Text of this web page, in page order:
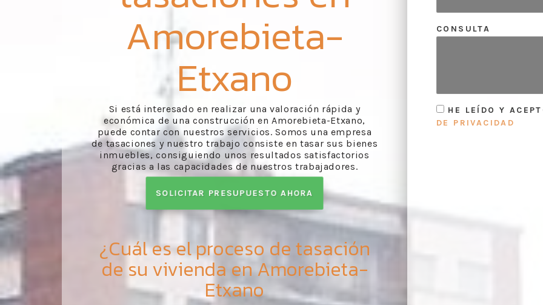
Amorebieta-
Etxano
Si está interesado en realizar una valoración rápida y
económica de una construcción en Amorebieta-Etxano,
puede contar con nuestros servicios. Somos una empresa
de tasaciones y nuestro trabajo consiste en tasar sus bienes
inmuebles, consiguiendo unos resultados satisfactorios
gracias a las capacidades de nuestros trabajadores.
SOLICITAR PRESUPUESTO AHORA
¿Cuál es el proceso de tasación
de su vivienda en Amorebieta-
Etxano
CONSULTA
HE LEÍDO Y
DE PRIVACIDAD